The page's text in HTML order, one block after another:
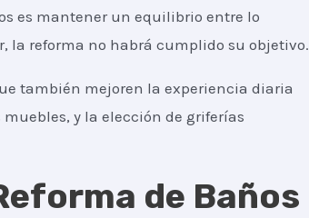
es mantener un equilibrio entre lo
la reforma no habrá cumplido su objetivo.
también mejoren la experiencia diaria
y la elección de griferías
de Baños